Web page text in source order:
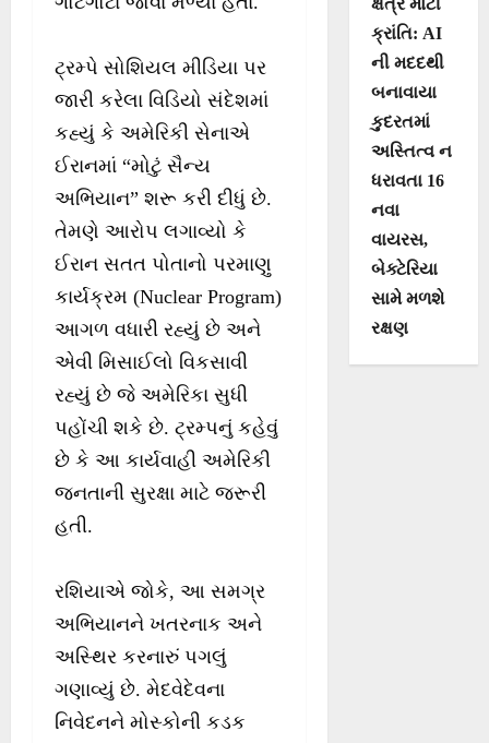
ટ્રમ્પે સોશિયલ મીડિયા પર
જારી કરેલા વિડિયો સંદેશમાં
કહ્યું કે અમેરિકી સેનાએ
ઈરાનમાં “મોટું સૈન્ય
અભિયાન” શરૂ કરી દીધું છે.
તેમણે આરોપ લગાવ્યો કે
ઈરાન સતત પોતાનો પરમાણુ
કાર્યક્રમ (Nuclear Program)
આગળ વધારી રહ્યું છે અને
એવી મિસાઈલો વિકસાવી
રહ્યું છે જે અમેરિકા સુધી
પહોંચી શકે છે. ટ્રમ્પનું કહેવું
છે કે આ કાર્યવાહી અમેરિકી
જનતાની સુરક્ષા માટે જરૂરી
હતી.
રશિયાએ જોકે, આ સમગ્ર
અભિયાનને ખતરનાક અને
અસ્થિર કરનારું પગલું
ગણાવ્યું છે. મેદવેદેવના
નિવેદનને મોસ્કોની કડક
ક્રાંતિ: AI
ની મદદથી
બનાવાયા
કુદરતમાં
અસ્તિત્વ ન
ધરાવતા 16
નવા
વાયરસ,
બેક્ટેરિયા
સામે મળશે
રક્ષણ